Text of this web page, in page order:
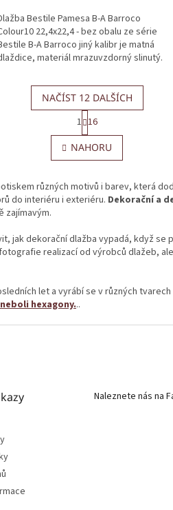
Bestile Pamesa B-A Barroco
22,4x22,4 - bez obalu ze série
B-A Barroco jiný kalibr je matná
materiál mrazuvzdorný slinutý.
O
v
l
d
a
c
p
r
v
v
p
NAČÍST 12 DALŠÍCH
S
t
r
á
n
o
v
í
1 16
NAHORU
různých motivů i barev, která
do interiéru i exteriéru. Dekorační a
zajímavým.
jak dekorační dlažba vypadá, když se
realizací od výrobců dlažeb,
let a vyrábí se v různých
hexagony...
Naleznete nás na